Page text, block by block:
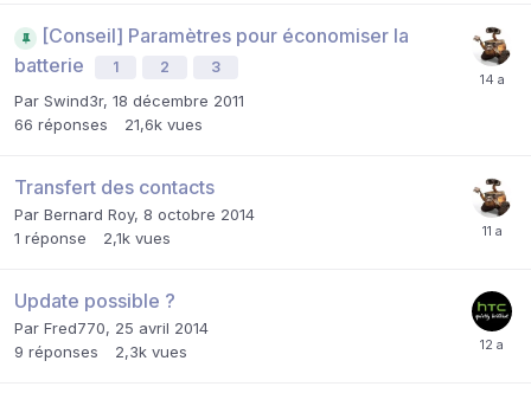
[Conseil] Paramètres pour économiser la
batterie
1 2 3
Par Swind3r, 18 décembre 2011
66 réponses 21,6k vues
Transfert des contacts
Par Bernard Roy, 8 octobre 2014
1 réponse 2,1k vues
Update possible ?
Par Fred770, 25 avril 2014
9 réponses 2,3k vues